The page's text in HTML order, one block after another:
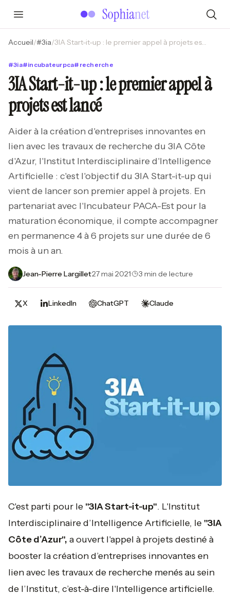
Accueil/#3ia/ 3IA Start-it-up : le premier appel à projets est lancé
#3ia#incubateurpca# recherche
3IA Start-it-up : le premier appel à
projets est lancé
Aider à la création d'entreprises innovantes en
lien avec les travaux de recherche du 3IA Côte
d'Azur, l'Institut Interdisciplinaire d'Intelligence
Artificielle : c'est l'objectif du 3IA Start-it-up qui
vient de lancer son premier appel à projets. En
partenariat avec l'Incubateur PACA-Est pour la
maturation économique, il compte accompagner
en permanence 4 à 6 projets sur une durée de 6
mois à un an.
Jean-Pierre Largillet·27 mai 2021· 3 min de lecture
X LinkedIn ChatGPT Claude
C'est parti pour le "3IA Start-it-up". L'Institut
Interdisciplinaire d’Intelligence Artificielle, le "3IA
Côte d’Azur", a ouvert l'appel à projets destiné à
booster la création d’entreprises innovantes en
lien avec les travaux de recherche menés au sein
de l’Institut, c’est-à-dire l'Intelligence artificielle.